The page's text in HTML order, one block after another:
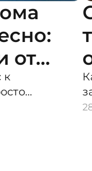
от
к
статье
и делать